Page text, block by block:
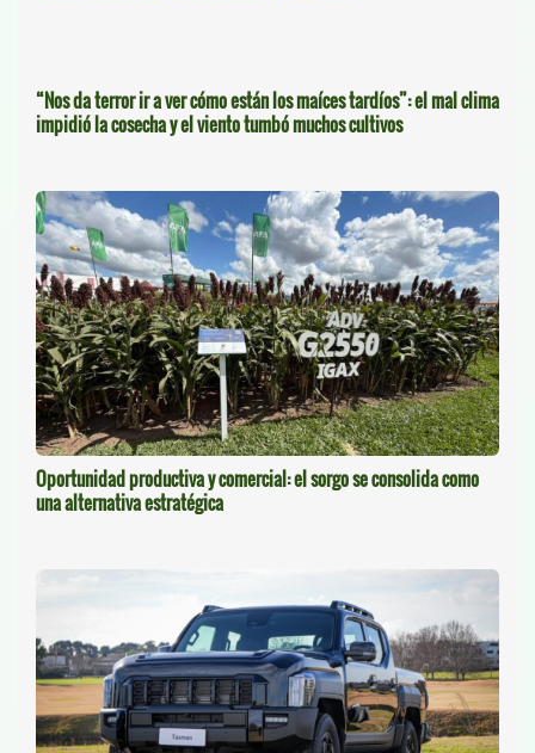
“Nos da terror ir a ver cómo están los maíces tardíos”: el mal clima
impidió la cosecha y el viento tumbó muchos cultivos
Oportunidad productiva y comercial: el sorgo se consolida como
una alternativa estratégica